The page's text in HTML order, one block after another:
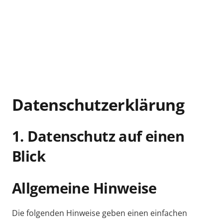
Datenschutz­erklärung
1. Datenschutz auf einen
Blick
Allgemeine Hinweise
Die folgenden Hinweise geben einen einfachen